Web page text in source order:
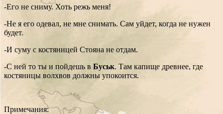
-Его не сниму. Хоть режь меня!
-Не я его одевал, не мне снимать. Сам уйдет, когда не нужен
будет.
-И суму с костяницей Стояна не отдам.
-С ней то ты и пойдешь в Буськ. Там капище древнее, где
костяницы волхвов должны упокоится.
Примечания: